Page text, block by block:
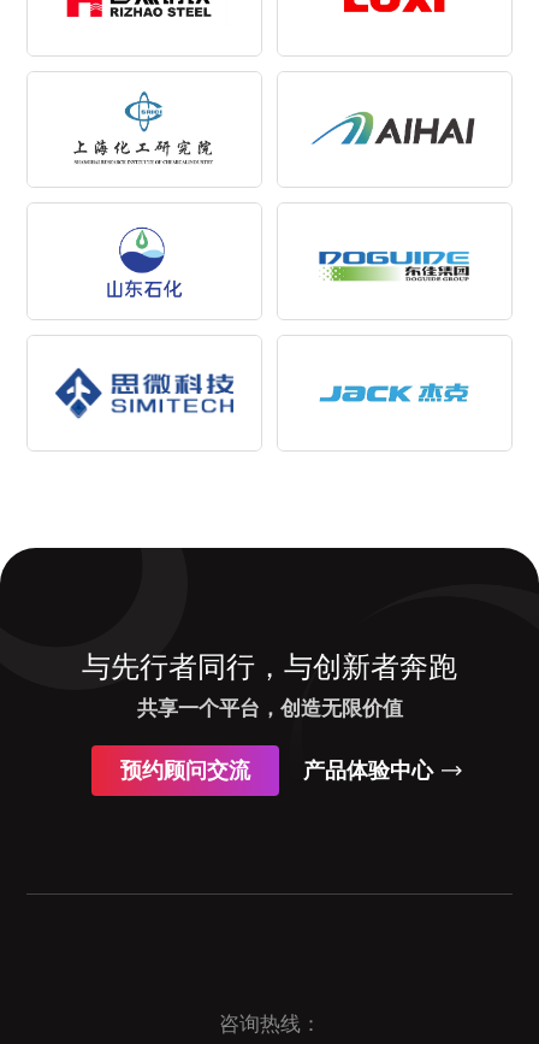
与先行者同行，与创新者奔跑
共享一个平台，创造无限价值
预约顾问交流 产品体验中心
咨询热线：